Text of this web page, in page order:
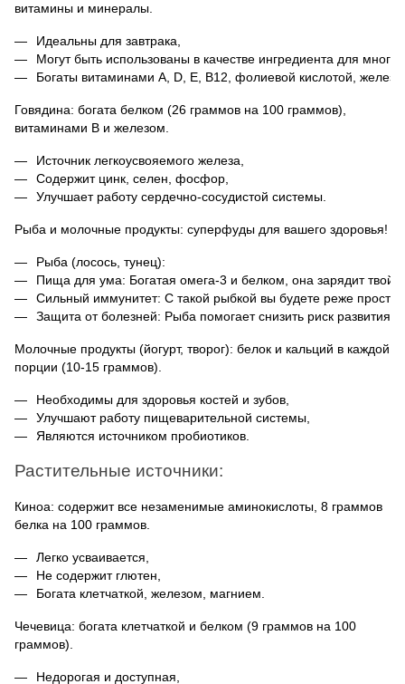
витамины и минералы.
Идеальны для завтрака,
Могут быть использованы в качестве ингредиента для
Богаты витаминами A, D, E, B12, фолиевой кислотой,
Говядина: богата белком (26 граммов на 100 граммов),
витаминами B и железом.
Источник легкоусвояемого железа,
Содержит цинк, селен, фосфор,
Улучшает работу сердечно-сосудистой системы.
Рыба и молочные продукты: суперфуды для вашего здоровья!
Рыба (лосось, тунец):
Пища для ума: Богатая омега-3 и белком, она зарядит твой
Сильный иммунитет: С такой рыбкой вы будете реже
Защита от болезней: Рыба помогает снизить риск развития
Молочные продукты (йогурт, творог): белок и кальций в каждой
порции (10-15 граммов).
Необходимы для здоровья костей и зубов,
Улучшают работу пищеварительной системы,
Являются источником пробиотиков.
Растительные источники:
Киноа: содержит все незаменимые аминокислоты, 8 граммов
белка на 100 граммов.
Легко усваивается,
Не содержит глютен,
Богата клетчаткой, железом, магнием.
Чечевица: богата клетчаткой и белком (9 граммов на 100
граммов).
Недорогая и доступная,